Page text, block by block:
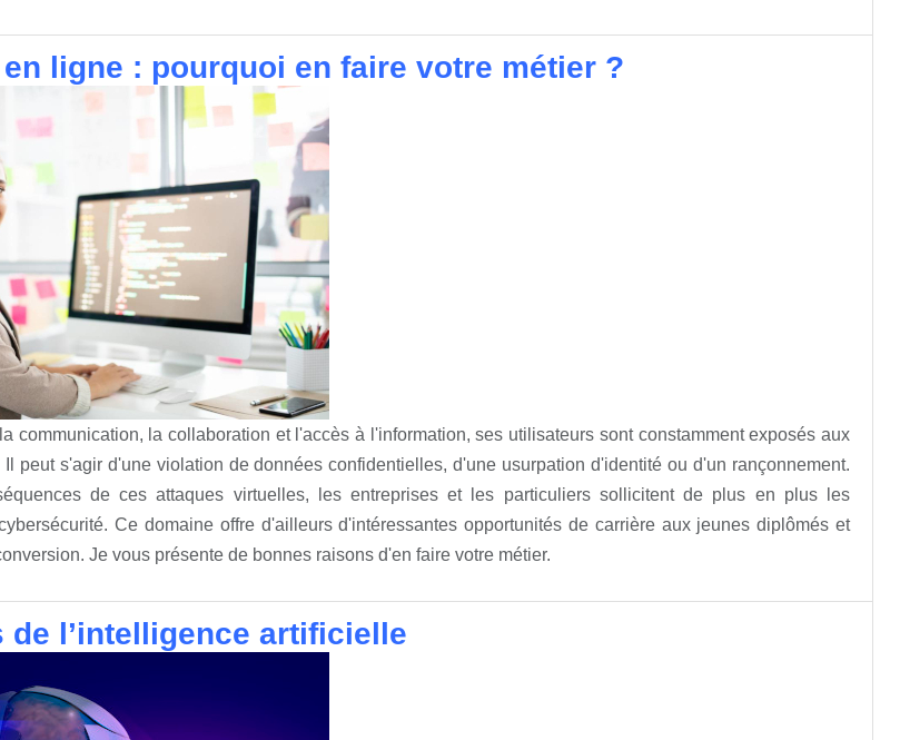
ligne : pourquoi en faire votre métier ?
communication, la collaboration et l'accès à l'information, ses utilisateurs sont constamment exposés aux
peut s'agir d'une violation de données confidentielles, d'une usurpation d'identité ou d'un rançonnement.
de ces attaques virtuelles, les entreprises et les particuliers sollicitent de plus en plus les
Ce domaine offre d'ailleurs d'intéressantes opportunités de carrière aux jeunes diplômés et
Je vous présente de bonnes raisons d'en faire votre métier.
de l’intelligence artificielle